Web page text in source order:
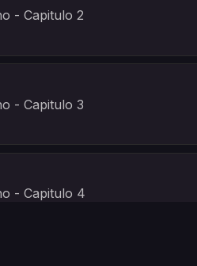
- Capitulo 2
- Capitulo 3
- Capitulo 4